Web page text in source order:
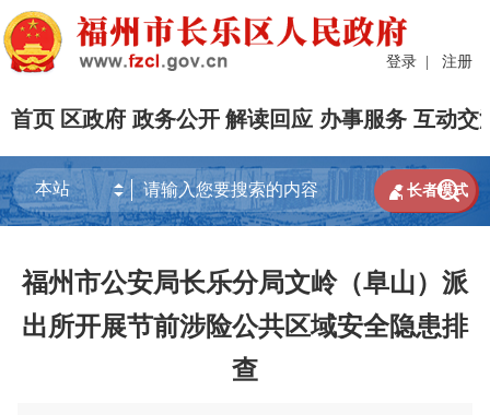
登录 | 注册
首页 区政府 政务公开 解读回应 办事服务 互动交

 长者模式
福州市公安局长乐分局文岭（阜山）派
出所开展节前涉险公共区域安全隐患排
查